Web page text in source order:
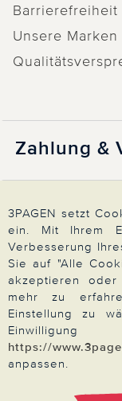
Barrierefreiheit
Unsere Marken
Zahlung &
Über
Wir
Impressum
Alle Preise in
3PAGEN setzt
ein. Mit Ihrem
Verbesserung
Sie auf "Alle
akzeptieren
mehr zu
Einstellung zu
https://
anpassen.